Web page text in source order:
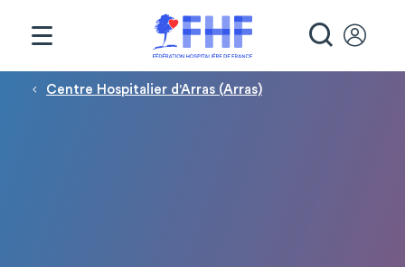
Fil d'Ariane
Centre Hospitalier d'Arras (Arras)
Panneau de gestion des cookies